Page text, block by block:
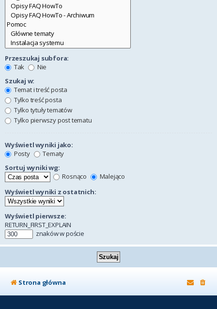
Przeszukaj subfora:
Tak
Nie
Szukaj w:
Temat i treść posta
Tylko treść posta
Tylko tytuły tematów
Tylko pierwszy post tematu
Wyświetl wyniki jako:
Posty
Tematy
Sortuj wyniki wg:
Rosnąco
Malejąco
Wyświetl wyniki z ostatnich:
Wyświetl pierwsze:
RETURN_FIRST_EXPLAIN
znaków w poście
Strona główna